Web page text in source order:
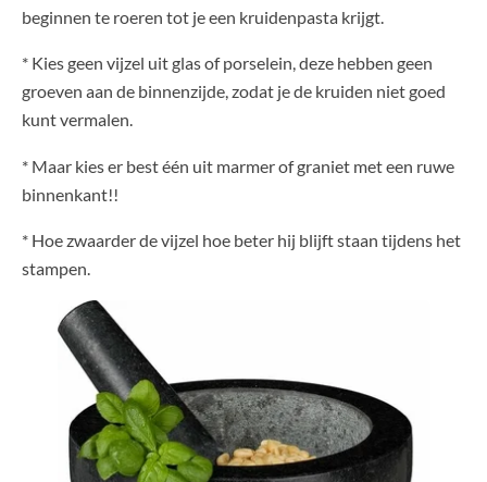
beginnen te roeren tot je een kruidenpasta krijgt.
* Kies geen vijzel uit glas of porselein, deze hebben geen
groeven aan de binnenzijde, zodat je de kruiden niet goed
kunt vermalen.
* Maar kies er best één uit marmer of graniet met een ruwe
binnenkant!!
* Hoe zwaarder de vijzel hoe beter hij blijft staan tijdens het
stampen.